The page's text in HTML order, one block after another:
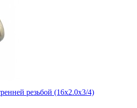
резьбой (16х2.0х3/4)